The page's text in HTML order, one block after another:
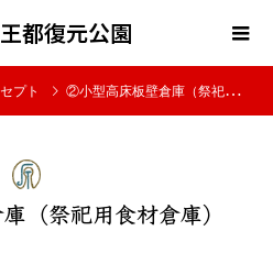
都復元公園
プト ②小型高床板壁倉庫（祭祀用食材倉庫）
（祭祀用食材倉庫）